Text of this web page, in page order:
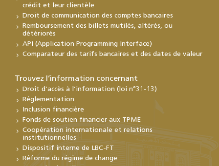
crédit et leur clientèle
Droit de communication des comptes bancaires
Remboursement des billets mutilés, altérés, ou
détériorés
API (Application Programming Interface)
Comparateur des tarifs bancaires et des dates de valeur
Trouvez l’information concernant
Droit d’accès à l’information (loi n°31-13)
Réglementation
Inclusion financière
Fonds de soutien financier aux TPME
Coopération internationale et relations
institutionnelles
Dispositif interne de LBC-FT
Réforme du régime de change